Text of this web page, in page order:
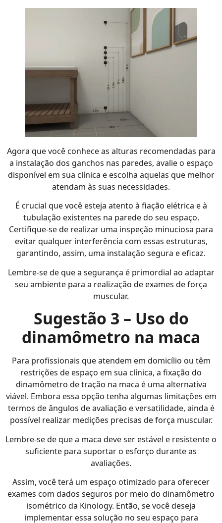
Agora que você conhece as alturas recomendadas para
a instalação dos ganchos nas paredes, avalie o espaço
disponível em sua clínica e escolha aquelas que melhor
atendam às suas necessidades.
É crucial que você esteja atento à fiação elétrica e à
tubulação existentes na parede do seu espaço.
Certifique-se de realizar uma inspeção minuciosa para
evitar qualquer interferência com essas estruturas,
garantindo, assim, uma instalação segura e eficaz.
Lembre-se de que a segurança é primordial ao adaptar
seu ambiente para a realização de exames de força
muscular.
Sugestão 3 – Uso do
dinamômetro na maca
Para profissionais que atendem em domicílio ou têm
restrições de espaço em sua clínica, a fixação do
dinamômetro de tração na maca é uma alternativa
viável. Embora essa opção tenha algumas limitações em
termos de ângulos de avaliação e versatilidade, ainda é
possível realizar medições precisas de força muscular.
Lembre-se de que a maca deve ser estável e resistente o
suficiente para suportar o esforço durante as
avaliações.
Assim, você terá um espaço otimizado para oferecer
exames com dados seguros por meio do dinamômetro
isométrico da Kinology. Então, se você deseja
implementar essa solução no seu espaço para